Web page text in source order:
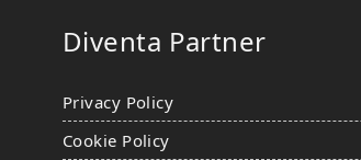
Diventa Partner
Privacy Policy
Cookie Policy